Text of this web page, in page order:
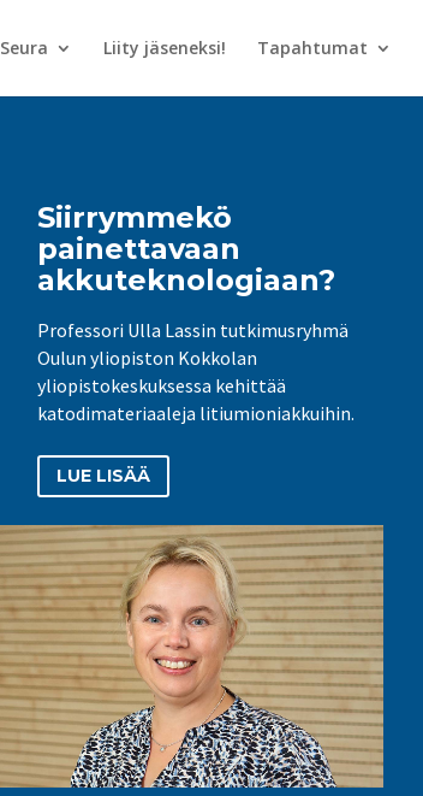
Seura Liity jäseneksi! Tapahtumat
Siirrymmekö
painettavaan
akkuteknologiaan?
Professori Ulla Lassin tutkimusryhmä
Oulun yliopiston Kokkolan
yliopistokeskuksessa kehittää
katodimateriaaleja litiumioniakkuihin.
LUE LISÄÄ